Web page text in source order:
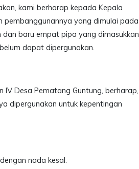
kami berharap kepada Kepala
pembanggunannya yang dimulai pada
baru empat pipa yang dimasukkan
dapat dipergunakan.
Desa Pematang Guntung, berharap,
dipergunakan untuk kepentingan
nada kesal.